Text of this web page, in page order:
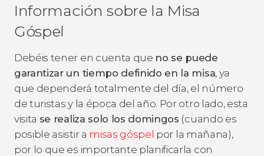
Información sobre la Misa
Góspel
Debéis tener en cuenta que no se puede
garantizar un tiempo definido en la misa, ya
que dependerá totalmente del día, el número
de turistas y la época del año. Por otro lado, esta
visita se realiza solo los domingos (cuando es
posible asistir a misas góspel por la mañana),
por lo que es importante planificarla con